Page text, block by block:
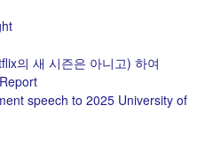
의 새 시즌은 아니고) 하여
speech to 2025 University of